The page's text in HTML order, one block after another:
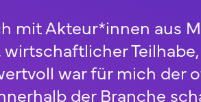
mit Akteur*innen aus
wirtschaftlicher
war für mich der
der Branche